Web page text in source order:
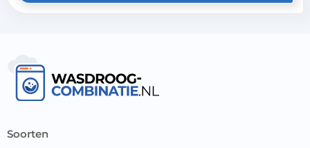
soorten